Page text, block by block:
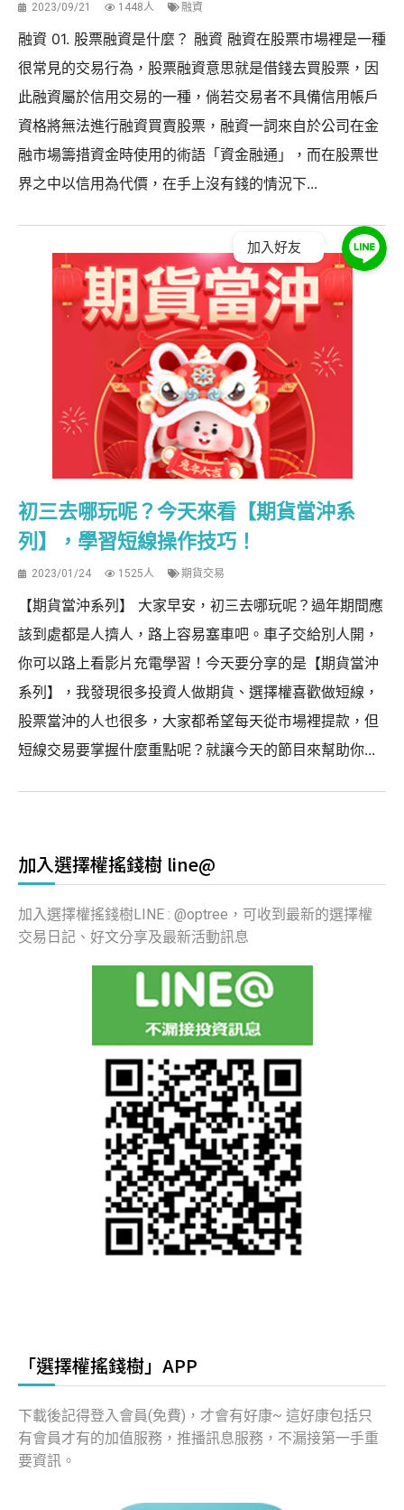
2023/09/21 1448人 融資
融資 01. 股票融資是什麼？ 融資 融資在股票市場裡是一種
很常見的交易行為，股票融資意思就是借錢去買股票，因
此融資屬於信用交易的一種，倘若交易者不具備信用帳戶
資格將無法進行融資買賣股票，融資一詞來自於公司在金
融市場籌措資金時使用的術語「資金融通」，而在股票世
界之中以信用為代價，在手上沒有錢的情況下...
初三去哪玩呢？今天來看【期貨當沖系
列】，學習短線操作技巧！
2023/01/24 1525人 期貨交易
【期貨當沖系列】 大家早安，初三去哪玩呢？過年期間應
該到處都是人擠人，路上容易塞車吧。車子交給別人開，
你可以路上看影片充電學習！今天要分享的是【期貨當沖
系列】，我發現很多投資人做期貨、選擇權喜歡做短線，
股票當沖的人也很多，大家都希望每天從市場裡提款，但
短線交易要掌握什麼重點呢？就讓今天的節目來幫助你...
加入選擇權搖錢樹 line@
加入選擇權搖錢樹LINE : @optree，可收到最新的選擇權
交易日記、好文分享及最新活動訊息
「選擇權搖錢樹」APP
下載後記得登入會員(免費)，才會有好康~ 這好康包括只
有會員才有的加值服務，推播訊息服務，不漏接第一手重
要資訊。
加入好友